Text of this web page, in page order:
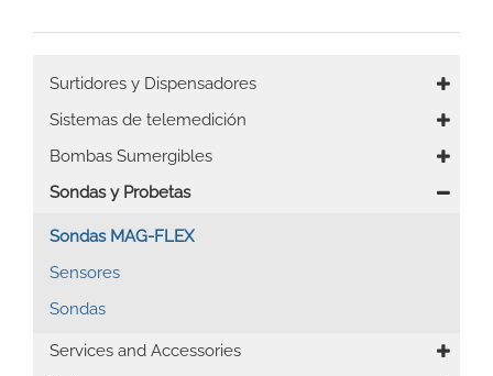
Main
navigation
Surtidores y Dispensadores
Sistemas de telemedición
Bombas Sumergibles
Sondas y Probetas
Sondas MAG-FLEX
Sensores
Sondas
Services and Accessories